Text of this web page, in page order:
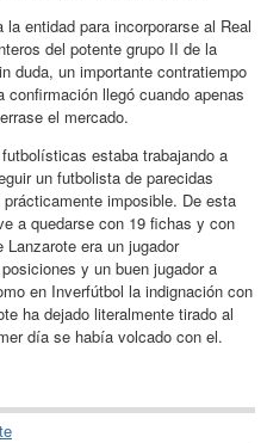
entidad para incorporarse al Real
del potente grupo II de la
duda, un importante contratiempo
llegó cuando apenas
el mercado.
estaba trabajando a
un futbolista de parecidas
imposible. De esta
a quedarse con 19 fichas y con
era un jugador
y un buen jugador a
en Inverfútbol la indignación con
ha dejado literalmente tirado al
día se había volcado con el.